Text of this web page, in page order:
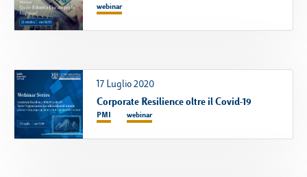
webinar
17 Luglio 2020
Corporate Resilience oltre il Covid-19
PMI webinar